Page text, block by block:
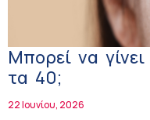
Μπορεί να
τα 40;
22 Ιουνίου, 2026